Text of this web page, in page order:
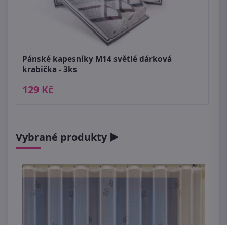
Pánské kapesníky M14 světlé dárková
krabička - 3ks
129 Kč
Vybrané produkty ►